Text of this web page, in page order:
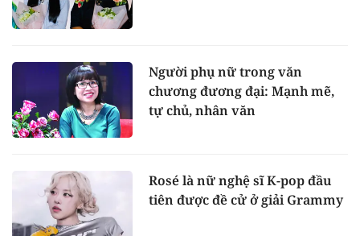
Người phụ nữ trong văn
chương đương đại: Mạnh mẽ,
tự chủ, nhân văn
Rosé là nữ nghệ sĩ K-pop đầu
tiên được đề cử ở giải Grammy